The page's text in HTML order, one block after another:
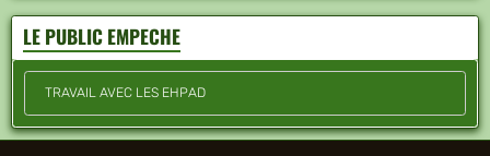
LE PUBLIC EMPECHE
TRAVAIL AVEC LES EHPAD